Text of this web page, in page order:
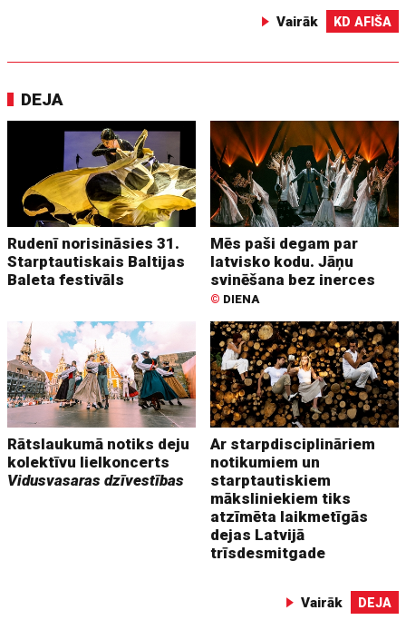
Vairāk KD AFIŠA
DEJA
Rudenī norisināsies 31.
Starptautiskais Baltijas
Baleta festivāls
Mēs paši degam par
latvisko kodu. Jāņu
svinēšana bez inerces
© DIENA
Rātslaukumā notiks deju
kolektīvu lielkoncerts
Vidusvasaras dzīvestības
Ar starpdisciplināriem
notikumiem un
starptautiskiem
māksliniekiem tiks
atzīmēta laikmetīgās
dejas Latvijā
trīsdesmitgade
Vairāk DEJA